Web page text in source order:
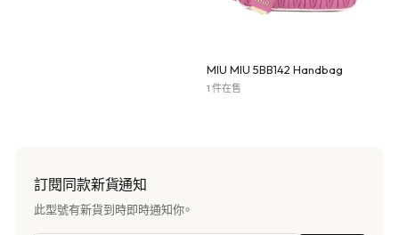
MIU MIU 5BB142 Handbag
1 件在售
訂閱同款新貨通知
此型號有新貨到時即時通知你。